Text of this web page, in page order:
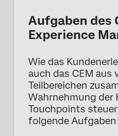
Aufgaben des
Experience
Wie das
auch das CEM aus
Teilbereichen
Wahrnehmung der
Touchpoints
folgende Aufgaben